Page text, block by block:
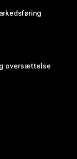
oversættelse